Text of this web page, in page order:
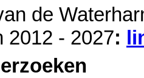
de
2012 - 2027: